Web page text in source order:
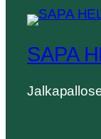
SAPA